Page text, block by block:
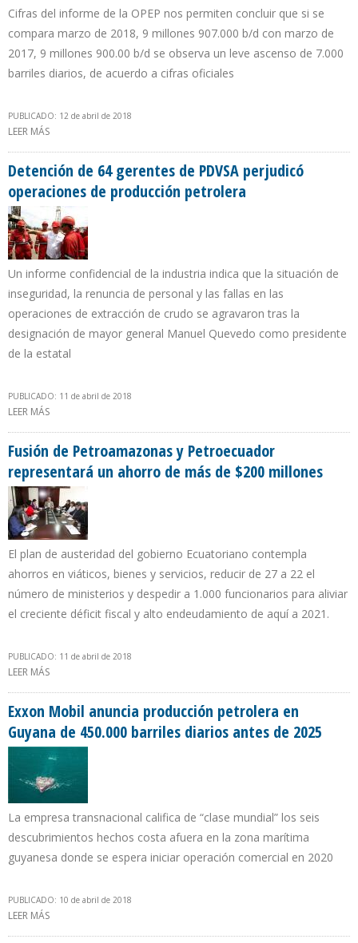
Cifras del informe de la OPEP nos permiten concluir que si se
compara marzo de 2018, 9 millones 907.000 b/d con marzo de
2017, 9 millones 900.00 b/d se observa un leve ascenso de 7.000
barriles diarios, de acuerdo a cifras oficiales
PUBLICADO: 12 de abril de 2018
LEER MÁS
Detención de 64 gerentes de PDVSA perjudicó
operaciones de producción petrolera
Un informe confidencial de la industria indica que la situación de
inseguridad, la renuncia de personal y las fallas en las
operaciones de extracción de crudo se agravaron tras la
designación de mayor general Manuel Quevedo como presidente
de la estatal
PUBLICADO: 11 de abril de 2018
LEER MÁS
Fusión de Petroamazonas y Petroecuador
representará un ahorro de más de $200 millones
El plan de austeridad del gobierno Ecuatoriano contempla
ahorros en viáticos, bienes y servicios, reducir de 27 a 22 el
número de ministerios y despedir a 1.000 funcionarios para aliviar
el creciente déficit fiscal y alto endeudamiento de aquí a 2021.
PUBLICADO: 11 de abril de 2018
LEER MÁS
Exxon Mobil anuncia producción petrolera en
Guyana de 450.000 barriles diarios antes de 2025
La empresa transnacional califica de “clase mundial” los seis
descubrimientos hechos costa afuera en la zona marítima
guyanesa donde se espera iniciar operación comercial en 2020
PUBLICADO: 10 de abril de 2018
LEER MÁS